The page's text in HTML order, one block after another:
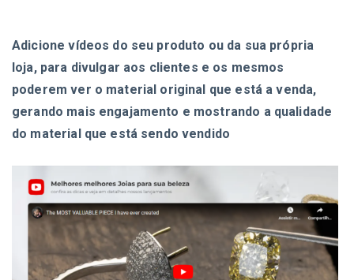
Adicione vídeos do seu produto ou da sua própria
loja, para divulgar aos clientes e os mesmos
poderem ver o material original que está a venda,
gerando mais engajamento e mostrando a qualidade
do material que está sendo vendido